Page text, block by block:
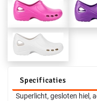
Specificaties
Superlicht, gesloten hiel,